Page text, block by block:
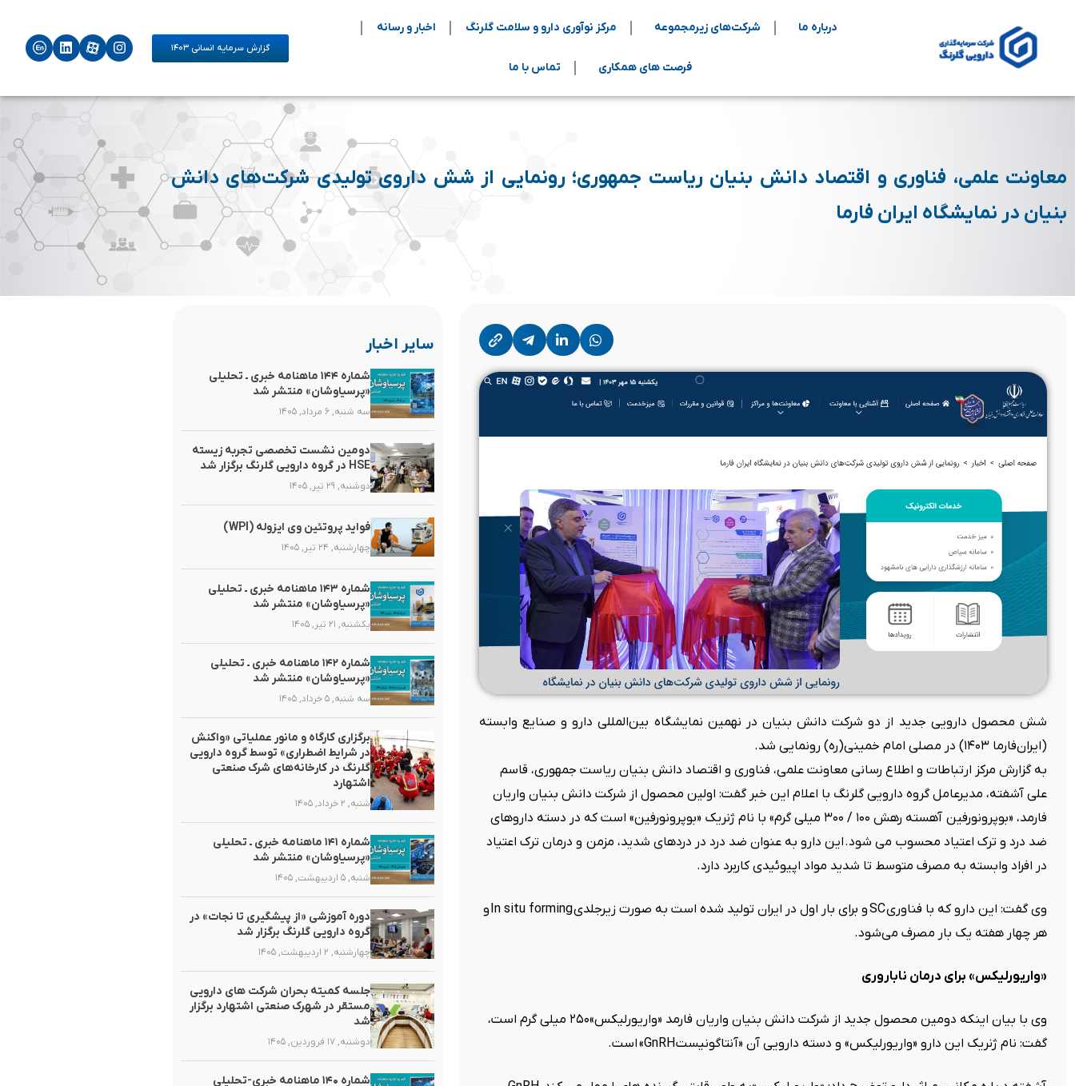
درباره ما شرکت‌های زیرمجموعه مرکز نوآوری دارو و سلامت گلرنگ اخبار و رسانه
فرصت های همکاری تماس با ما
گزارش سرمایه انسانی ۱۴۰۳
معاونت علمی، فناوری و اقتصاد دانش بنیان ریاست جمهوری؛ رونمایی از شش داروی تولیدی شرکت‌های دانش
بنیان در نمایشگاه ایران فارما
شش محصول دارویی جدید از دو شرکت دانش بنیان در نهمین نمایشگاه بین‌المللی دارو و صنایع وابسته
(ایران‌فارما ۱۴۰۳) در مصلی امام خمینی(ره) رونمایی شد.
به گزارش مرکز ارتباطات و اطلاع رسانی معاونت علمی، فناوری و اقتصاد دانش بنیان ریاست جمهوری، قاسم
علی آشفته، مدیرعامل گروه دارویی گلرنگ با اعلام این خبر گفت: اولین محصول از شرکت دانش بنیان واریان
فارمد، «بوپرونورفین آهسته رهش ۱۰۰ / ۳۰۰ میلی گرم» با نام ژنریک «بوپرونورفین» است که در دسته داروهای
ضد درد و ترک اعتیاد محسوب می شود.این دارو به عنوان ضد درد در دردهای شدید، مزمن و درمان ترک اعتیاد
در افراد وابسته به مصرف متوسط تا شدید مواد اپیوئیدی کاربرد دارد.
وی گفت: این دارو که با فناوری و برای بار اول در ایران تولید شده است به صورت زیرجلدیSC
و
هر چهار هفته یک بار مصرف می‌شود.
«واریورلیکس» برای درمان ناباروری
وی با بیان اینکه دومین محصول جدید از شرکت دانش بنیان واریان فارمد «واریورلیکس»۲۵۰ میلی گرم است،
گفت: نام ژنریک این دارو «واریورلیکس» و دسته دارویی آن «آنتاگونیست
است.
سایر اخبار
شماره ۱۴۴ ماهنامه خبری ـ تحلیلی
«پرسیاوشان» منتشر شد
سه شنبه, ۶ مرداد, ۱۴۰۵
دومین نشست تخصصی تجربه زیسته
HSE در گروه دارویی گلرنگ برگزار شد
دوشنبه, ۲۹ تیر, ۱۴۰۵
فواید پروتئین وی ایزوله (WPI)
چهارشنبه, ۲۴ تیر, ۱۴۰۵
شماره ۱۴۳ ماهنامه خبری ـ تحلیلی
«پرسیاوشان» منتشر شد
یکشنبه, ۲۱ تیر, ۱۴۰۵
شماره ۱۴۲ ماهنامه خبری ـ تحلیلی
«پرسیاوشان» منتشر شد
سه شنبه, ۵ خرداد, ۱۴۰۵
برگزاری کارگاه و مانور عملیاتی «واکنش
در شرایط اضطراری» توسط گروه دارویی
گلرنگ در کارخانه‌های شرک صنعتی
اشتهارد
شنبه, ۲ خرداد, ۱۴۰۵
شماره ۱۴۱ ماهنامه خبری ـ تحلیلی
«پرسیاوشان» منتشر شد
شنبه, ۵ اردیبهشت, ۱۴۰۵
دوره آموزشی «از پیشگیری تا نجات» در
گروه دارویی گلرنگ برگزار شد
چهارشنبه, ۲ اردیبهشت, ۱۴۰۵
جلسه کمیته بحران شرکت های دارویی
مستقر در شهرک صنعتی اشتهارد برگزار
شد
دوشنبه, ۱۷ فروردین, ۱۴۰۵
شماره ۱۴۰ ماهنامه خبری-تحلیلی